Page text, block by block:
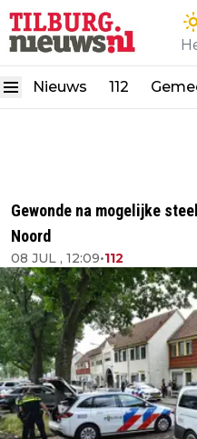
Nieuws 112
Gewonde na mogelijke
Noord
08 JUL , 12:09•112